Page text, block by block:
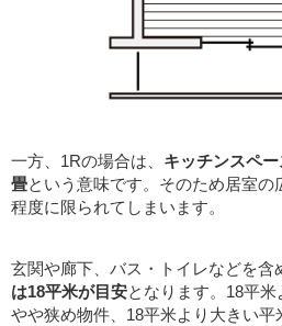
一方、1Rの場合は、 キッチンスペ
畳という意味です。そのため居室
程度に限られてしまいます。
玄関や廊下、バス・トイレなどを含
は18平米が目安となります。18平
やや狭め物件、18平米より大きい